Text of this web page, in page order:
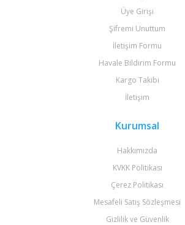
Üye Girişi
Şifremi Unuttum
İletişim Formu
Havale Bildirim Formu
Kargo Takibi
İletişim
Kurumsal
Hakkımızda
KVKK Politikası
Çerez Politikası
Mesafeli Satış Sözleşmesi
Gizlilik ve Güvenlik